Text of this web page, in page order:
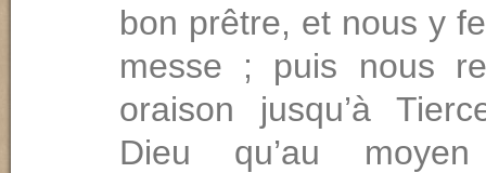
bon prêtre, et nous y
messe ; puis nous
oraison jusqu’à
Dieu qu’au